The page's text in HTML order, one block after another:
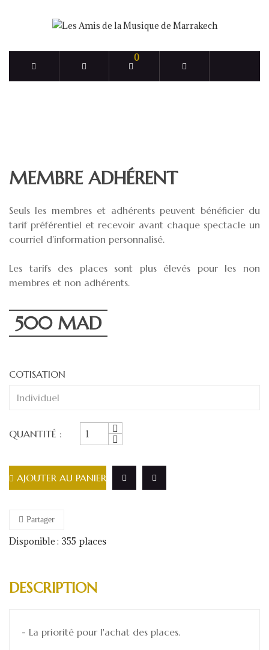
0
MEMBRE ADHÉRENT
Seuls les membres et adhérents peuvent bénéficier du
tarif préférentiel et recevoir avant chaque spectacle un
courriel d’information personnalisé.
Les tarifs des places sont plus élevés pour les non
membres et non adhérents.
500 MAD
COTISATION
QUANTITÉ :
AJOUTER AU PANIER
Partager
Disponible : 355 places
DESCRIPTION
- La priorité pour l'achat des places.